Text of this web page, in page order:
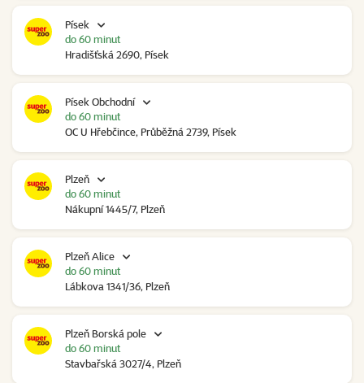
Písek
Hradišťská 2690, Písek
do 60 minut
Písek Obchodní
OC U Hřebčince, Průběžná 2739, Písek
do 60 minut
Plzeň
Nákupní 1445/7, Plzeň
do 60 minut
Plzeň Alice
Lábkova 1341/36, Plzeň
do 60 minut
Plzeň Borská pole
Stavbařská 3027/4, Plzeň
do 60 minut